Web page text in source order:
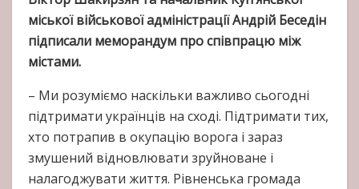
міської військової адміністрації Андрій Беседін
підписали меморандум про співпрацю між
містами.
– Ми розуміємо наскільки важливо сьогодні
підтримати українців на сході. Підтримати тих,
хто потрапив в окупацію ворога і зараз
змушений відновлювати зруйноване і
налагоджувати життя. Рівненська громада